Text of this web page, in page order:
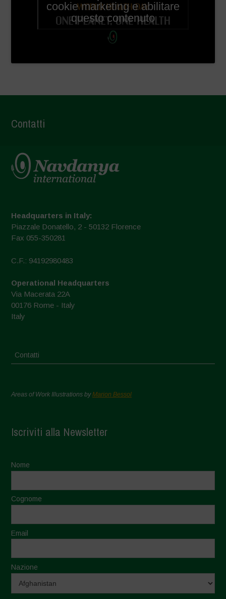
cookie marketing e abilitare
questo contenuto
Contatti
Headquarters in Italy:
Piazzale Donatello, 2 - 50132 Florence
Fax 055-350281
C.F.: 94192980483
Operational Headquarters
Via Macerata 22A
00176 Rome - Italy
Italy
Contatti
Areas of Work Illustrations byMarion Bessol
Iscriviti alla Newsletter
Nome
Cognome
Email
Nazione